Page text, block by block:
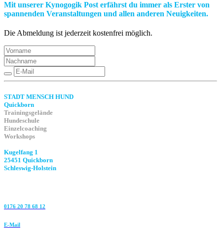
Mit unserer Kynogogik Post erfährst du immer als Erster von
spannenden Veranstaltungen und allen anderen Neuigkeiten.
Die Abmeldung ist jederzeit kostenfrei möglich.
STADT MENSCH HUND
Quickborn
Trainingsgelände
Hundeschule
Einzelcoaching
Workshops
Kugelfang 1
25451 Quickborn
Schleswig-Holstein
0176 20 78 68 12
E-Mail